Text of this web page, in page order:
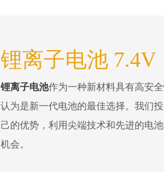
锂离子电池 7.4V
锂离子电池作为一种新材料具有高安
认为是新一代电池的最佳选择。我们
己的优势，利用尖端技术和先进的电
机会。